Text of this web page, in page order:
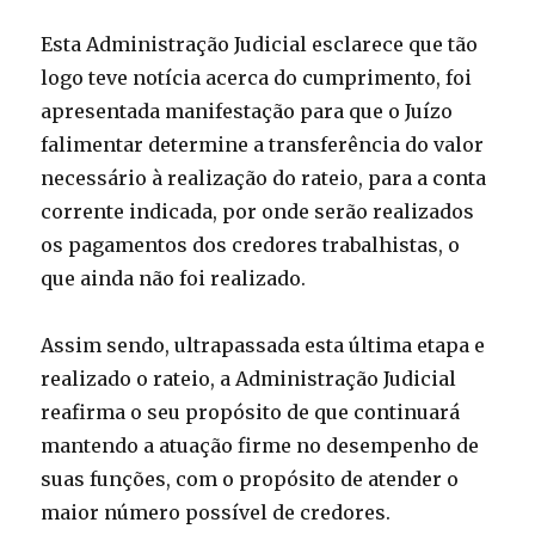
Esta Administração Judicial esclarece que tão
logo teve notícia acerca do cumprimento, foi
apresentada manifestação para que o Juízo
falimentar determine a transferência do valor
necessário à realização do rateio, para a conta
corrente indicada, por onde serão realizados
os pagamentos dos credores trabalhistas, o
que ainda não foi realizado.
Assim sendo, ultrapassada esta última etapa e
realizado o rateio, a Administração Judicial
reafirma o seu propósito de que continuará
mantendo a atuação firme no desempenho de
suas funções, com o propósito de atender o
maior número possível de credores.